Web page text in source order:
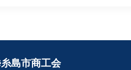
糸島市商工会